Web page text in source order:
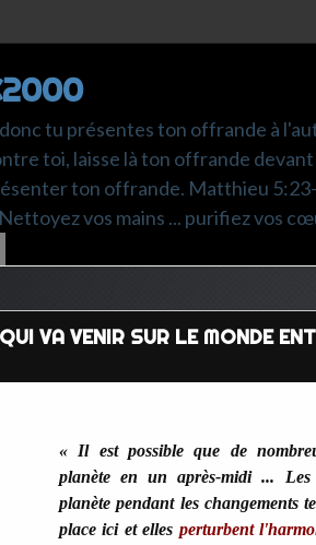
tu présentes ton offrande à
toi, laisse là ton offrande
ton offrande. Matthieu 5:23-
vos mains ... purifiez vos
VA VENIR SUR LE MONDE
« Il est possible que de
planète en un après-midi ...
planète pendant les changements
place ici et elles perturbent